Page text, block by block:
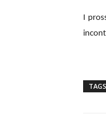
I
TAGS